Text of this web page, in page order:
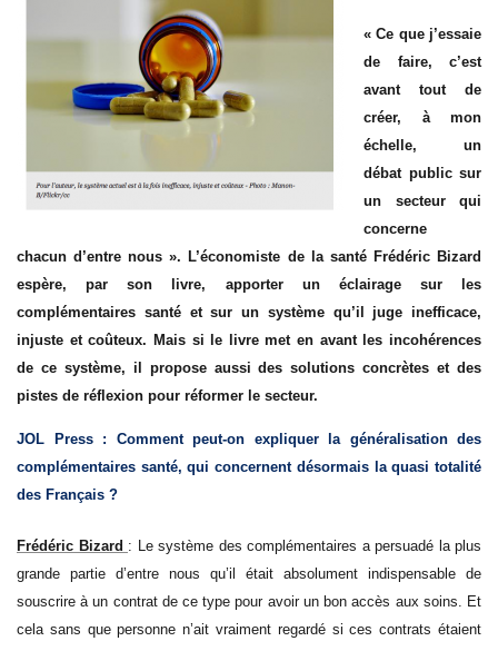
« Ce que j’essaie
de faire, c’est
avant tout de
créer, à mon
échelle, un
débat public sur
un secteur qui
concerne
chacun d’entre nous ». L’économiste de la santé Frédéric Bizard
espère, par son livre, apporter un éclairage sur les
complémentaires santé et sur un système qu’il juge inefficace,
injuste et coûteux. Mais si le livre met en avant les incohérences
de ce système, il propose aussi des solutions concrètes et des
pistes de réflexion pour réformer le secteur.
JOL Press : Comment peut-on expliquer la généralisation des
complémentaires santé, qui concernent désormais la quasi totalité
des Français ?
Frédéric Bizard : Le système des complémentaires a persuadé la plus
grande partie d’entre nous qu’il était absolument indispensable de
souscrire à un contrat de ce type pour avoir un bon accès aux soins. Et
cela sans que personne n’ait vraiment regardé si ces contrats étaient